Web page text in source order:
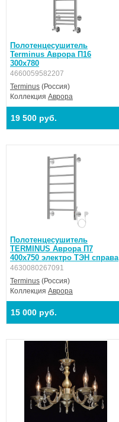
Полотенцесушитель
Terminus Аврора П16
300х780
4660059582207
Terminus (Россия)
Коллекция Аврора
19 500 руб.
Полотенцесушитель
TERMINUS Аврора П7
400х750 электро ТЭН справа
4630080267091
Terminus (Россия)
Коллекция Аврора
15 000 руб.